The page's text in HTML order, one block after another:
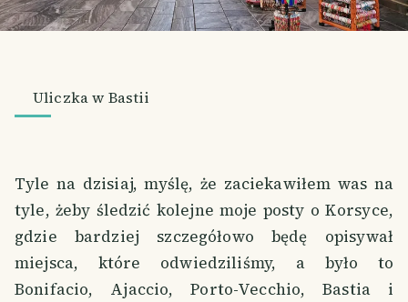
Uliczka w Bastii
Tyle na dzisiaj, myślę, że zaciekawiłem was na
tyle, żeby śledzić kolejne moje posty o Korsyce,
gdzie bardziej szczegółowo będę opisywał
miejsca, które odwiedziliśmy, a było to
Bonifacio, Ajaccio, Porto-Vecchio, Bastia i